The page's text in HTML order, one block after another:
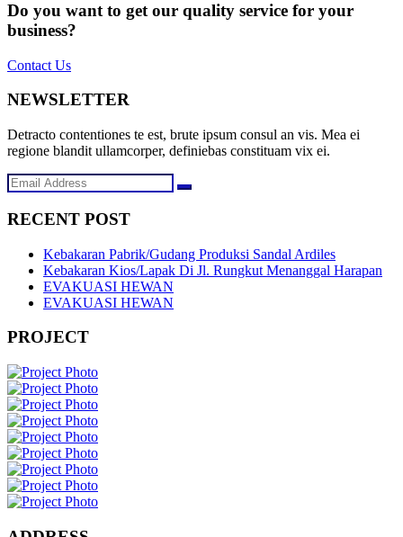
Do you want to get our quality service for your
business?
Contact Us
NEWSLETTER
Detracto contentiones te est, brute ipsum consul an vis. Mea ei
regione blandit ullamcorper, definiebas constituam vix ei.
RECENT POST
Kebakaran Pabrik/Gudang Produksi Sandal Ardiles
Kebakaran Kios/Lapak Di Jl. Rungkut Menanggal Harapan
EVAKUASI HEWAN
EVAKUASI HEWAN
PROJECT